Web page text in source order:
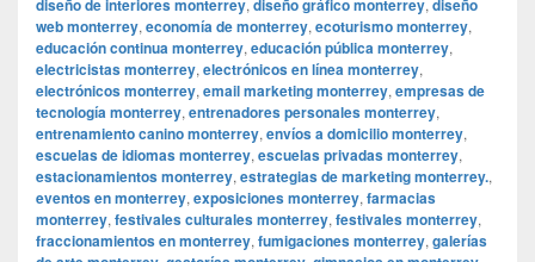
diseño de interiores monterrey, diseño gráfico monterrey, diseño
web monterrey, economía de monterrey, ecoturismo monterrey,
educación continua monterrey, educación pública monterrey,
electricistas monterrey, electrónicos en línea monterrey,
electrónicos monterrey, email marketing monterrey, empresas de
tecnología monterrey, entrenadores personales monterrey,
entrenamiento canino monterrey, envíos a domicilio monterrey,
escuelas de idiomas monterrey, escuelas privadas monterrey,
estacionamientos monterrey, estrategias de marketing monterrey.,
eventos en monterrey, exposiciones monterrey, farmacias
monterrey, festivales culturales monterrey, festivales monterrey,
fraccionamientos en monterrey, fumigaciones monterrey, galerías